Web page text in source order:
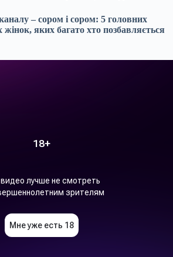
– сором і сором: 5 головних
жінок, яких багато хто позбавляється